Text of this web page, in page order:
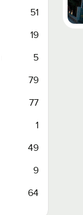
51
19
5
79
77
1
49
9
64